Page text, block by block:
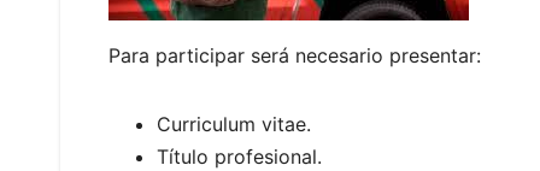
Para participar será necesario presentar:
Curriculum vitae.
Título profesional.